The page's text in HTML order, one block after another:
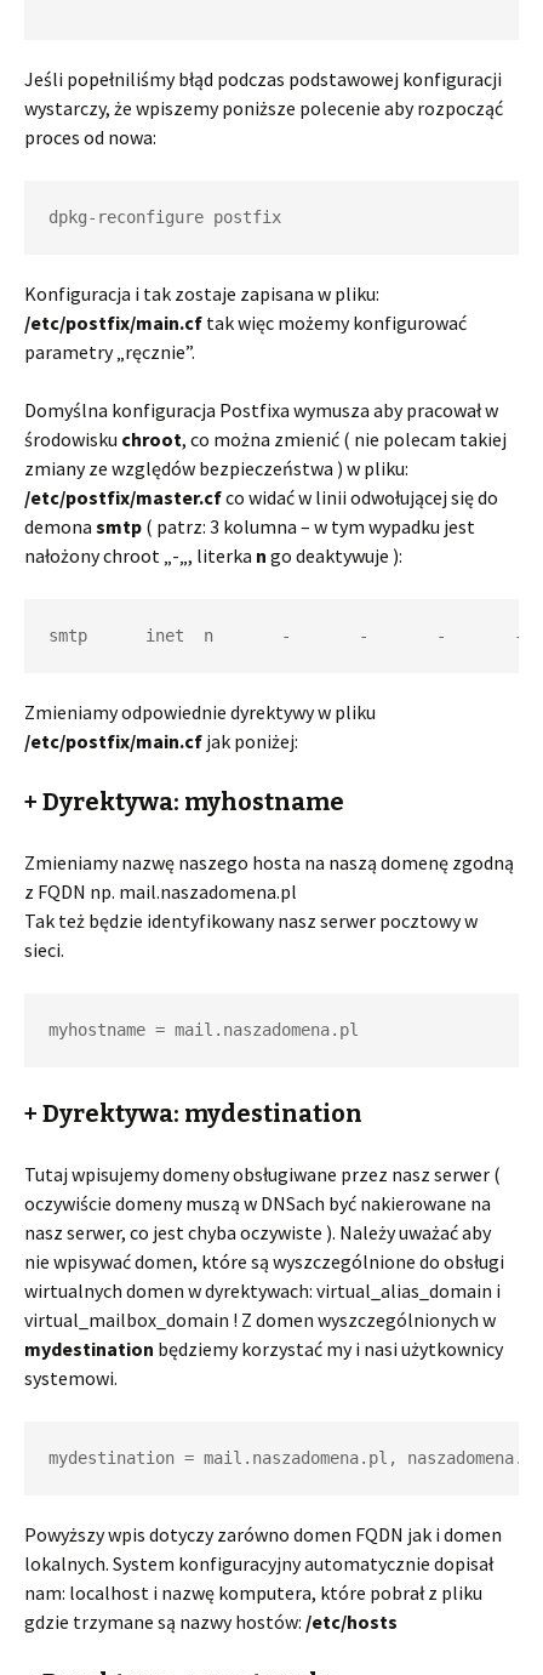
Jeśli popełniliśmy błąd podczas podstawowej konfiguracji
wystarczy, że wpiszemy poniższe polecenie aby rozpocząć
proces od nowa:
dpkg-reconfigure postfix
Konfiguracja i tak zostaje zapisana w pliku:
/etc/postfix/main.cf tak więc możemy konfigurować
parametry „ręcznie”.
Domyślna konfiguracja Postfixa wymusza aby pracował w
środowisku chroot, co można zmienić ( nie polecam takiej
zmiany ze względów bezpieczeństwa ) w pliku:
/etc/postfix/master.cfco widać w linii odwołującej się do
demona smtp ( patrz: 3 kolumna – w tym wypadku jest
nałożony chroot „-„, literka n go deaktywuje ):
smtp      inet  n       -       -       -       -
Zmieniamy odpowiednie dyrektywy w pliku
/etc/postfix/main.cf jak poniżej:
+ Dyrektywa: myhostname
Zmieniamy nazwę naszego hosta na naszą domenę zgodną
z FQDN np. mail.naszadomena.pl
Tak też będzie identyfikowany nasz serwer pocztowy w
sieci.
myhostname = mail.naszadomena.pl
+ Dyrektywa: mydestination
Tutaj wpisujemy domeny obsługiwane przez nasz serwer (
oczywiście domeny muszą w DNSach być nakierowane na
nasz serwer, co jest chyba oczywiste ). Należy uważać aby
nie wpisywać domen, które są wyszczególnione do obsługi
wirtualnych domen w dyrektywach: virtual_alias_domain i
virtual_mailbox_domain ! Z domen wyszczególnionych w
mydestination będziemy korzystać my i nasi użytkownicy
systemowi.
mydestination = mail.naszadomena.pl, naszadomena.pl,
Powyższy wpis dotyczy zarówno domen FQDN jak i domen
lokalnych. System konfiguracyjny automatycznie dopisał
nam: localhost i nazwę komputera, które pobrał z pliku
gdzie trzymane są nazwy hostów: /etc/hosts